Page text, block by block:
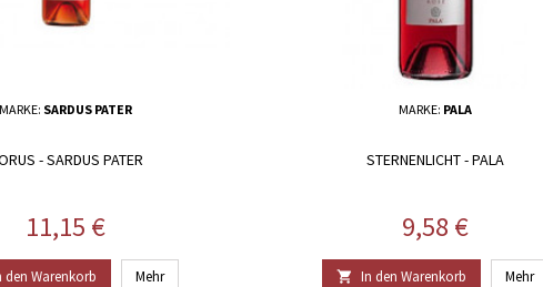
MARKE: SARDUS PATER
- SARDUS PATER
Preis
11,15 €
den Warenkorb Mehr
MARKE: PALA
STERNENLICHT - PALA
Preis
9,58 €
 In den Warenkorb Mehr